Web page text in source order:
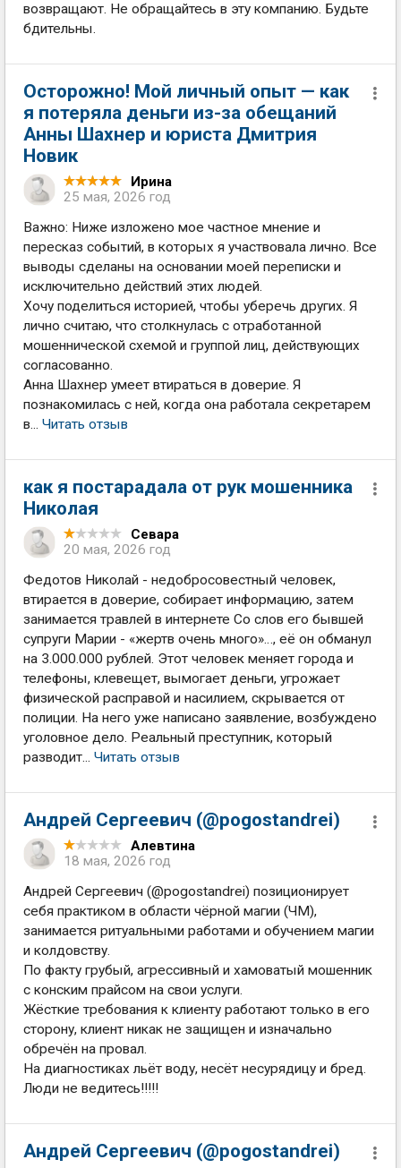
возвращают. Не обращайтесь в эту компанию. Будьте
бдительны.
Осторожно! Мой личный опыт — как
я потеряла деньги из-за обещаний
Анны Шахнер и юриста Дмитрия
Новик
Ирина
25 мая, 2026 год
Важно: Ниже изложено мое частное мнение и
пересказ событий, в которых я участвовала лично. Все
выводы сделаны на основании моей переписки и
исключительно действий этих людей.
Хочу поделиться историей, чтобы уберечь других. Я
лично считаю, что столкнулась с отработанной
мошеннической схемой и группой лиц, действующих
согласованно.
Анна Шахнер умеет втираться в доверие. Я
познакомилась с ней, когда она работала секретарем
в... Читать отзыв
как я постарадала от рук мошенника
Николая
Севара
20 мая, 2026 год
Федотов Николай - недобросовестный человек,
втирается в доверие, собирает информацию, затем
занимается травлей в интернете Со слов его бывшей
супруги Марии - «жертв очень много»…, её он обманул
на 3.000.000 рублей. Этот человек меняет города и
телефоны, клевещет, вымогает деньги, угрожает
физической расправой и насилием, скрывается от
полиции. На него уже написано заявление, возбуждено
уголовное дело. Реальный преступник, который
разводит... Читать отзыв
Андрей Сергеевич (@pogostandrei)
Алевтина
18 мая, 2026 год
Андрей Сергеевич (@pogostandrei) позиционирует
себя практиком в области чёрной магии (ЧМ),
занимается ритуальными работами и обучением магии
и колдовству.
По факту грубый, агрессивный и хамоватый мошенник
с конским прайсом на свои услуги.
Жёсткие требования к клиенту работают только в его
сторону, клиент никак не защищен и изначально
обречён на провал.
На диагностиках льёт воду, несёт несурядицу и бред.
Люди не ведитесь!!!!!
Андрей Сергеевич (@pogostandrei)